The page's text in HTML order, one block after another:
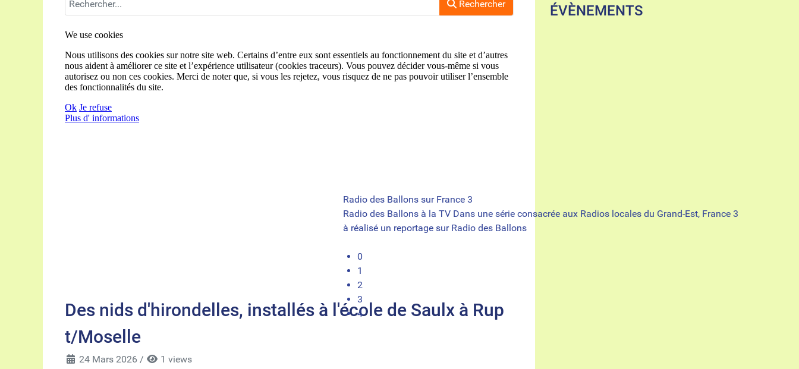
Radio des Ballons sur France 3
Radio des Ballons à la TV Dans une série consacrée aux Radios locales du Grand-Est, France 3
à réalisé un reportage sur Radio des Ballons
0
1
2
3
4
Rechercher
Des nids d'hirondelles, installés à l'école de Saulx à Rup
t/Moselle
24 Mars 2026 /
1 views
ÉVÈNEMENTS